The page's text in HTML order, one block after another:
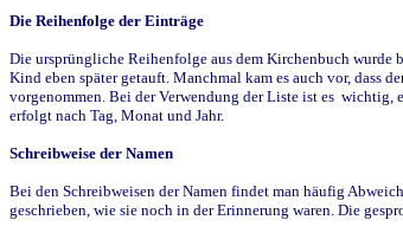
Die Reihenfolge der Einträge
Die ursprüngliche Reihenfolge aus dem Kirchenbuch wurde
Kind eben später getauft. Manchmal kam es auch vor, dass
vorgenommen. Bei der Verwendung der Liste ist es wichtig,
erfolgt nach Tag, Monat und Jahr.
Schreibweise der Namen
Bei den Schreibweisen der Namen findet man häufig
geschrieben, wie sie noch in der Erinnerung waren. Die